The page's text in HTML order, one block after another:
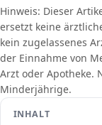
Hinweis: Dieser
ersetzt keine
kein zugelassenes
der Einnahme von
Arzt oder Apotheke.
Minderjährige.
INHALT